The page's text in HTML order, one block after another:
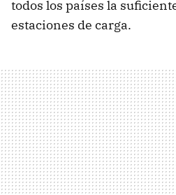
todos los países la
estaciones de carga.